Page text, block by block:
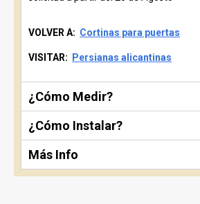
VOLVER A: Cortinas para puertas
VISITAR: Persianas alicantinas
¿Cómo Medir?
¿Cómo Instalar?
Más Info